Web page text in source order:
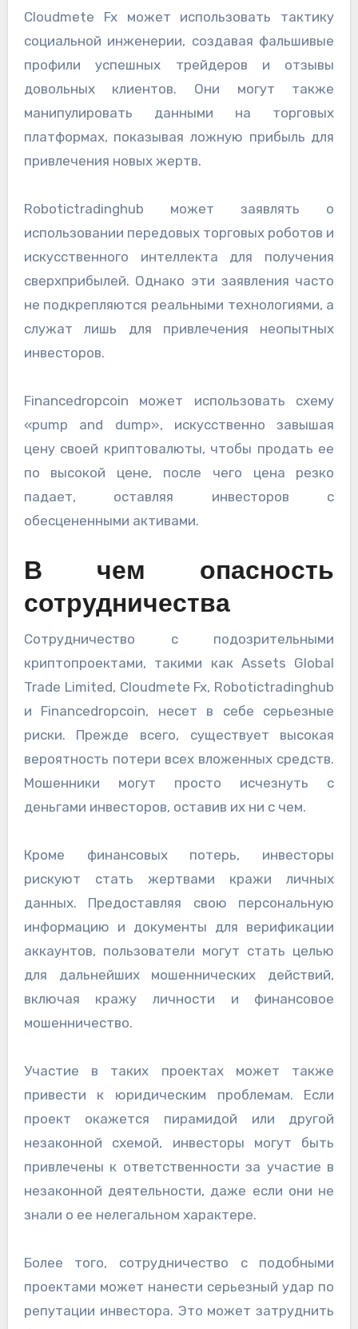
Cloudmete Fx может использовать тактику
социальной инженерии, создавая фальшивые
профили успешных трейдеров и отзывы
довольных клиентов. Они могут также
манипулировать данными на торговых
платформах, показывая ложную прибыль для
привлечения новых жертв.
Robotictradinghub может заявлять о
использовании передовых торговых роботов и
искусственного интеллекта для получения
сверхприбылей. Однако эти заявления часто
не подкрепляются реальными технологиями, а
служат лишь для привлечения неопытных
инвесторов.
Financedropcoin может использовать схему
«pump and dump», искусственно завышая
цену своей криптовалюты, чтобы продать ее
по высокой цене, после чего цена резко
падает, оставляя инвесторов с
обесцененными активами.
В чем опасность
сотрудничества
Сотрудничество с подозрительными
криптопроектами, такими как Assets Global
Trade Limited, Cloudmete Fx, Robotictradinghub
и Financedropcoin, несет в себе серьезные
риски. Прежде всего, существует высокая
вероятность потери всех вложенных средств.
Мошенники могут просто исчезнуть с
деньгами инвесторов, оставив их ни с чем.
Кроме финансовых потерь, инвесторы
рискуют стать жертвами кражи личных
данных. Предоставляя свою персональную
информацию и документы для верификации
аккаунтов, пользователи могут стать целью
для дальнейших мошеннических действий,
включая кражу личности и финансовое
мошенничество.
Участие в таких проектах может также
привести к юридическим проблемам. Если
проект окажется пирамидой или другой
незаконной схемой, инвесторы могут быть
привлечены к ответственности за участие в
незаконной деятельности, даже если они не
знали о ее нелегальном характере.
Более того, сотрудничество с подобными
проектами может нанести серьезный удар по
репутации инвестора. Это может затруднить